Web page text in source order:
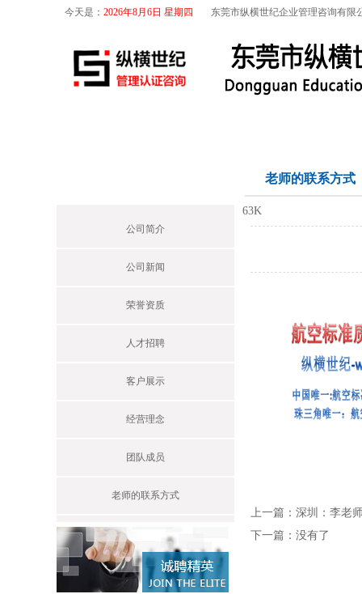
今天是： 2026年8月6日 星期四 东莞市纵横世纪企业管理咨询有限
公司简介
公司新闻
荣誉资质
人才招聘
客户展示
经营理念
团队成员
老师的联系方式
老师的联系方式
63K
上一篇： 深圳：李老
下一篇： 没有了